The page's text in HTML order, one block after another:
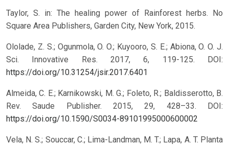
Taylor, S. in: The healing power of Rainforest herbs. No
Square Area Publishers, Garden City, New York, 2015.
Ololade, Z. S.; Ogunmola, O. O.; Kuyooro, S. E.; Abiona, O. O. J.
Sci. Innovative Res. 2017, 6, 119-125. DOI:
https://doi.org/10.31254/jsir.2017.6401
Almeida, C. E.; Karnikowski, M. G.; Foleto, R.; Baldisserotto, B.
Rev. Saude Publisher. 2015, 29, 428–33. DOI:
https://doi.org/10.1590/S0034-89101995000600002
Vela, N. S.; Souccar, C.; Lima-Landman, M. T.; Lapa, A. T. Planta